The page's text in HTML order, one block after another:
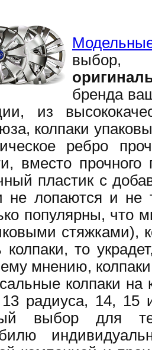
выбор,
бренда
из
колпаки
ребро
вместо
пластик с
не лопаются и не
популярны, что
стяжками),
колпаки, то
мнению,
колпаки
13 радиуса, 14,
выбор для